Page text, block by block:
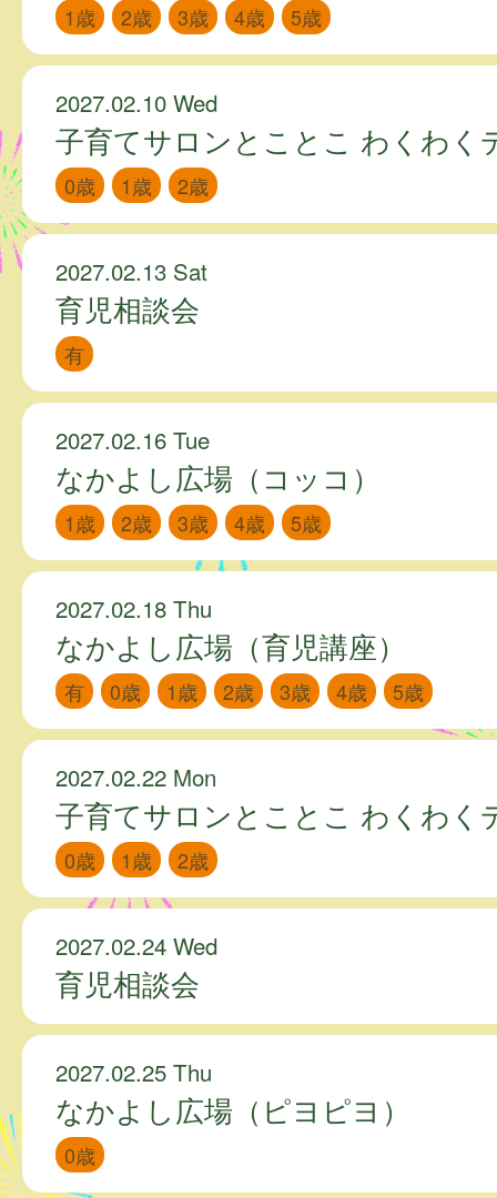
1歳 2歳 3歳 4歳 5歳
2027.02.10 Wed
子育てサロンとことこ わくわく
0歳 1歳 2歳
2027.02.13 Sat
育児相談会
有
2027.02.16 Tue
なかよし広場（コッコ）
1歳 2歳 3歳 4歳 5歳
2027.02.18 Thu
なかよし広場（育児講座）
有 0歳 1歳 2歳 3歳 4歳 5歳
2027.02.22 Mon
子育てサロンとことこ わくわく
0歳 1歳 2歳
2027.02.24 Wed
育児相談会
2027.02.25 Thu
なかよし広場（ピヨピヨ）
0歳